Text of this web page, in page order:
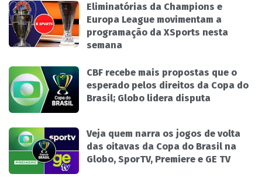
Eliminatórias da Champions e
Europa League movimentam a
programação da XSports nesta
semana
CBF recebe mais propostas que o
esperado pelos direitos da Copa do
Brasil; Globo lidera disputa
Veja quem narra os jogos de volta
das oitavas da Copa do Brasil na
Globo, SporTV, Premiere e GE TV